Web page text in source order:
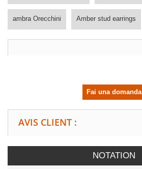
ambra Orecchini Amber stud earrings
Fai una domanda
AVIS CLIENT :
NOTATION